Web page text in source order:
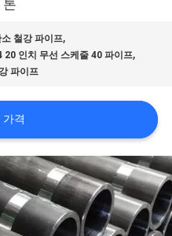
톤
철강 파이프,
인치 무선 스케줄 40 파이프,
파이프
가격